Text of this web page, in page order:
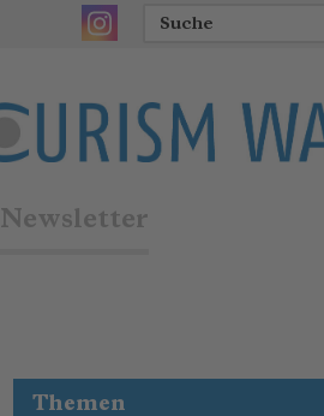
Newsletter
Themen